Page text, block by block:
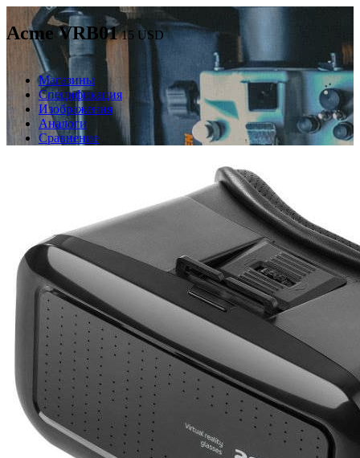
Acme VRB01 15 USD
Магазины
Спецификация
Изображения
Аналоги
Сравнение